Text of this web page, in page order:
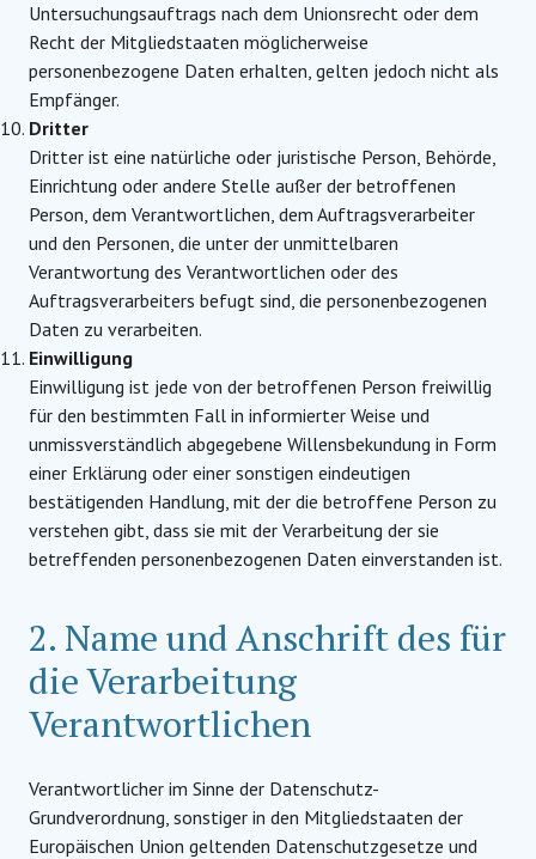
Untersuchungsauftrags nach dem Unionsrecht oder dem
Recht der Mitgliedstaaten möglicherweise
personenbezogene Daten erhalten, gelten jedoch nicht als
Empfänger.
Dritter
Dritter ist eine natürliche oder juristische Person, Behörde,
Einrichtung oder andere Stelle außer der betroffenen
Person, dem Verantwortlichen, dem Auftragsverarbeiter
und den Personen, die unter der unmittelbaren
Verantwortung des Verantwortlichen oder des
Auftragsverarbeiters befugt sind, die personenbezogenen
Daten zu verarbeiten.
Einwilligung
Einwilligung ist jede von der betroffenen Person freiwillig
für den bestimmten Fall in informierter Weise und
unmissverständlich abgegebene Willensbekundung in Form
einer Erklärung oder einer sonstigen eindeutigen
bestätigenden Handlung, mit der die betroffene Person zu
verstehen gibt, dass sie mit der Verarbeitung der sie
betreffenden personenbezogenen Daten einverstanden ist.
2. Name und Anschrift des für
die Verarbeitung
Verantwortlichen
Verantwortlicher im Sinne der Datenschutz-
Grundverordnung, sonstiger in den Mitgliedstaaten der
Europäischen Union geltenden Datenschutzgesetze und